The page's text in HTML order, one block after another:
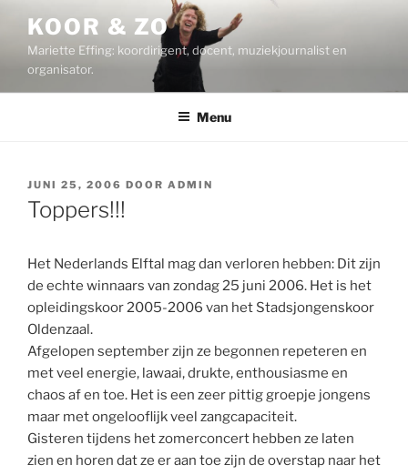
inhoud
KOOR & ZO
Mariette Effing: koordirigent, docent, muziekjournalist en
organisator.
Menu
GEPLAATST
OP
JUNI 25, 2006 DOOR ADMIN
Toppers!!!
Het Nederlands Elftal mag dan verloren hebben: Dit zijn
de echte winnaars van zondag 25 juni 2006. Het is het
opleidingskoor 2005-2006 van het Stadsjongenskoor
Oldenzaal.
Afgelopen september zijn ze begonnen repeteren en
met veel energie, lawaai, drukte, enthousiasme en
chaos af en toe. Het is een zeer pittig groepje jongens
maar met ongelooflijk veel zangcapaciteit.
Gisteren tijdens het zomerconcert hebben ze laten
zien en horen dat ze er aan toe zijn de overstap naar het